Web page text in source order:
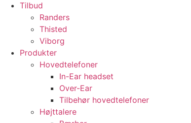
Tilbud
Randers
Thisted
Viborg
Produkter
Hovedtelefoner
In-Ear headset
Over-Ear
Tilbehør hovedtelefoner
Højttalere